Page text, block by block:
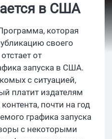
в США
которая
своего
от
запуска в США.
с ситуацией,
платит издателям
почти на год
графика запуска
с некоторыми